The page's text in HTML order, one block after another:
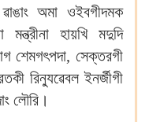
ৱাঙাং অমা ওইবগীদমক
হায়খি মদুদি
শেমগৎপদা, সেক্তরগী
রিন্যুৱেবল ইনর্জীগী
লৌরি।